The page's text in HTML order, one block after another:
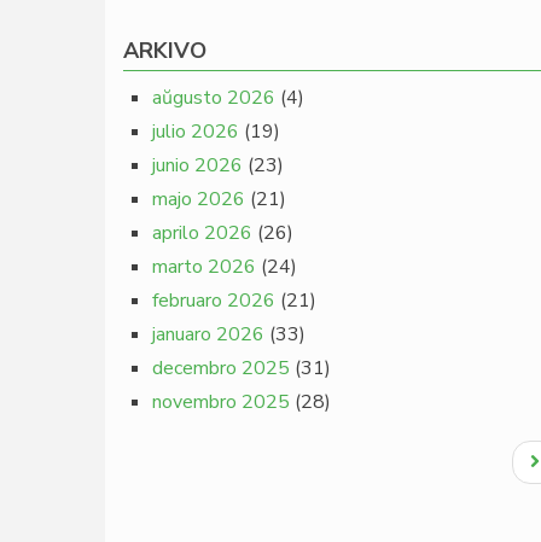
ARKIVO
aŭgusto 2026 (4)
julio 2026 (19)
junio 2026 (23)
majo 2026 (21)
aprilo 2026 (26)
marto 2026 (24)
februaro 2026 (21)
januaro 2026 (33)
decembro 2025 (31)
novembro 2025 (28)